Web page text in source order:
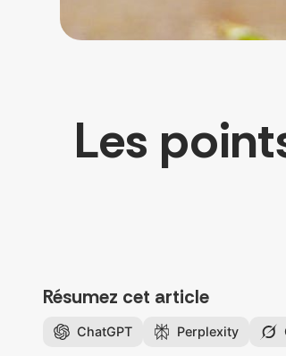
Les
Résumez cet article
ChatGPT Perplexity